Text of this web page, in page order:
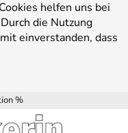
helfen uns bei
die Nutzung
einverstanden, dass
%